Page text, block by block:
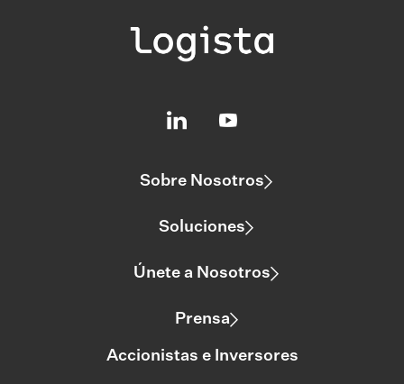
Sobre Nosotros
Soluciones
Únete a Nosotros
Prensa
Accionistas e Inversores